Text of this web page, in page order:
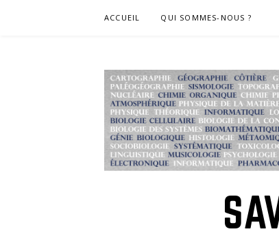
ACCUEIL QUI SOMMES-NOUS ?